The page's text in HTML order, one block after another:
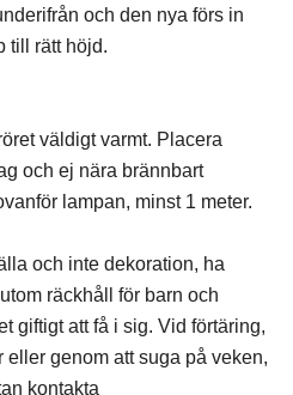
och den nya förs in
till rätt höjd.
väldigt varmt. Placera
och ej nära brännbart
lampan, minst 1 meter.
och inte dekoration, ha
räckhåll för barn och
giftigt att få i sig. Vid förtäring,
genom att suga på veken,
kontakta